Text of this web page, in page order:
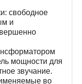
свободное
и
мощности для
звучание.
во